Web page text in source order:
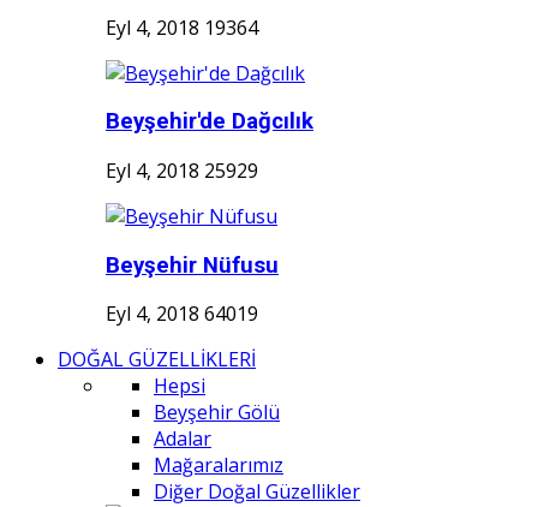
Eyl 4, 2018 19364
Beyşehir'de Dağcılık
Eyl 4, 2018 25929
Beyşehir Nüfusu
Eyl 4, 2018 64019
DOĞAL GÜZELLİKLERİ
Hepsi
Beyşehir Gölü
Adalar
Mağaralarımız
Diğer Doğal Güzellikler